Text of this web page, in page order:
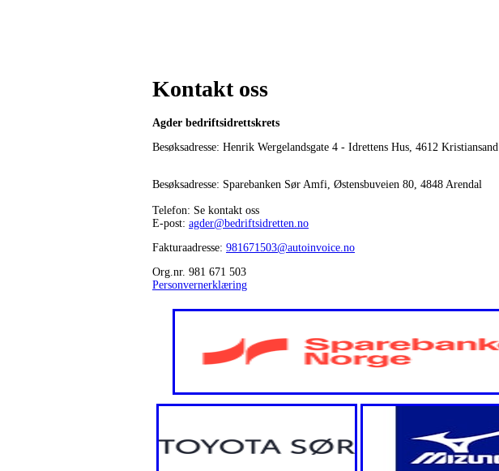
Kontakt oss
Agder bedriftsidrettskrets
Besøksadresse: Henrik Wergelandsgate 4 - Idrettens Hus, 4612 Kristiansand
Besøksadresse: Sparebanken Sør Amfi, Østensbuveien 80, 4848 Arendal
Telefon: Se kontakt oss
E-post: agder@bedriftsidretten.no
Fakturaadresse: 981671503@autoinvoice.no
Org.nr. 981 671 503
Personvernerklæring